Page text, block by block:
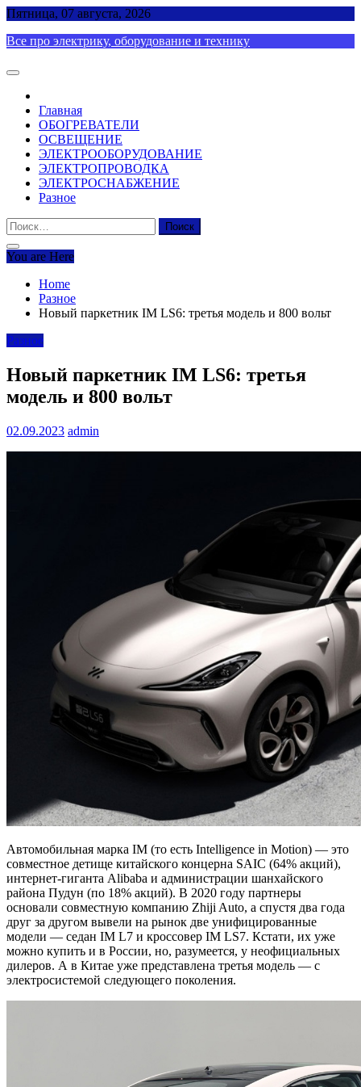
Skip
content
Пятница, 07 августа, 2026
Все про электрику, оборудование и технику
Главная
ОБОГРЕВАТЕЛИ
ОСВЕЩЕНИЕ
ЭЛЕКТРООБОРУДОВАНИЕ
ЭЛЕКТРОПРОВОДКА
ЭЛЕКТРОСНАБЖЕНИЕ
Разное
Найти:
You are Here
Home
Разное
Новый паркетник IM LS6: третья модель и 800 вольт
Разное
Новый паркетник IM LS6: третья
модель и 800 вольт
02.09.2023 admin
Автомобильная марка IM (то есть Intelligence in Motion) — это
совместное детище китайского концерна SAIC (64% акций),
интернет-гиганта Alibaba и администрации шанхайского
района Пудун (по 18% акций). В 2020 году партнеры
основали совместную компанию Zhiji Auto, а спустя два года
друг за другом вывели на рынок две унифицированные
модели — седан IM L7 и кроссовер IM LS7. Кстати, их уже
можно купить и в России, но, разумеется, у неофициальных
дилеров. А в Китае уже представлена третья модель — с
электросистемой следующего поколения.